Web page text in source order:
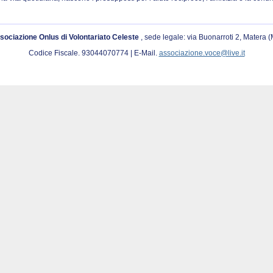
Onlus di Volontariato Celeste , sede legale: via Buonarroti 2, Matera
Codice Fiscale. 93044070774 | E-Mail. associazione.voce@live.it